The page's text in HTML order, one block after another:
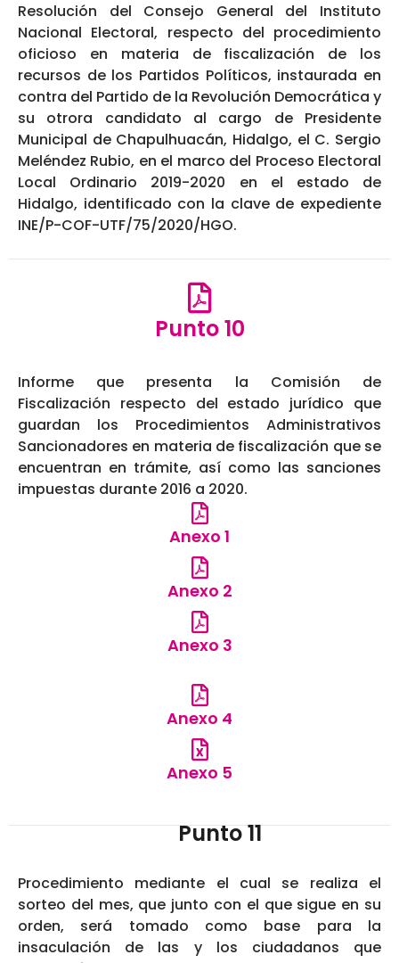
Resolución del Consejo General del Instituto
Nacional Electoral, respecto del procedimiento
oficioso en materia de fiscalización de los
recursos de los Partidos Políticos, instaurada en
contra del Partido de la Revolución Democrática y
su otrora candidato al cargo de Presidente
Municipal de Chapulhuacán, Hidalgo, el C. Sergio
Meléndez Rubio, en el marco del Proceso Electoral
Local Ordinario 2019-2020 en el estado de
Hidalgo, identificado con la clave de expediente
INE/P-COF-UTF/75/2020/HGO.
Punto 10
Informe que presenta la Comisión de
Fiscalización respecto del estado jurídico que
guardan los Procedimientos Administrativos
Sancionadores en materia de fiscalización que se
encuentran en trámite, así como las sanciones
impuestas durante 2016 a 2020.
Anexo 1
Anexo 2
Anexo 3
Anexo 4
Anexo 5
Punto 11
Procedimiento mediante el cual se realiza el
sorteo del mes, que junto con el que sigue en su
orden, será tomado como base para la
insaculación de las y los ciudadanos que